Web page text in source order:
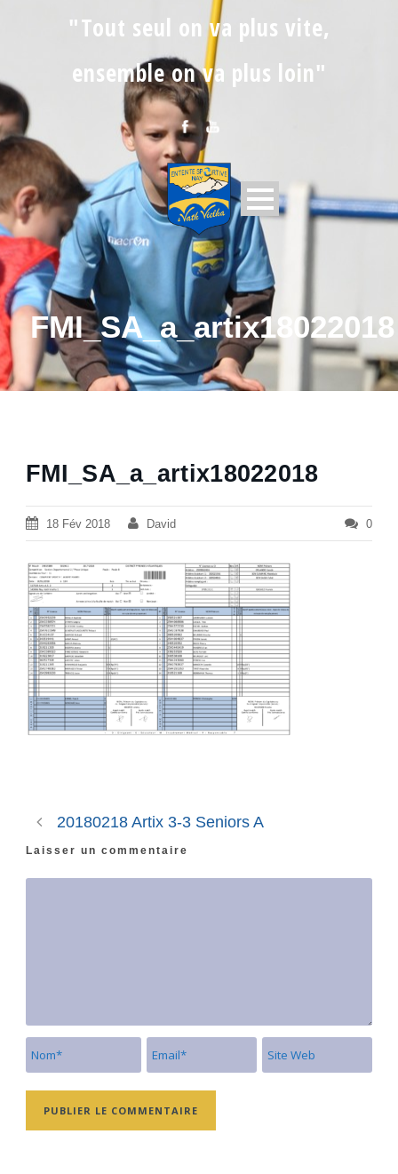
"Tout seul on va plus vite,
ensemble on va plus loin"
FMI_SA_a_artix18022018
FMI_SA_a_artix18022018
18 Fév 2018 David 0
20180218 Artix 3-3 Seniors A
Laisser un commentaire